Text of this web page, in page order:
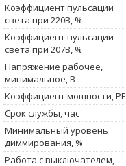
Коэффициент пульсации
света при 220В, %
Коэффициент пульсации
света при 207В, %
Напряжение рабочее,
минимальное, В
Коэффициент мощности, PF
Срок службы, час
Минимальный уровень
диммирования, %
Работа с выключателем,